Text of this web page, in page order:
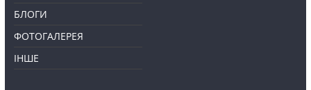
БЛОГИ
ФОТОГАЛЕРЕЯ
ІНШЕ